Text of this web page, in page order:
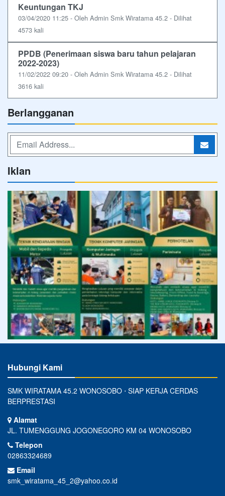
Keuntungan TKJ
03/04/2020 11:25 - Oleh Admin Smk Wiratama 45.2 - Dilihat
4573 kali
PPDB (Penerimaan siswa baru tahun pelajaran
2022-2023)
11/02/2022 09:20 - Oleh Admin Smk Wiratama 45.2 - Dilihat
3616 kali
Berlangganan
Iklan
Hubungi Kami
SMK WIRATAMA 45.2 WONOSOBO ⋅ SIAP KERJA CERDAS
BERPRESTASI
Alamat
JL. TUMENGGUNG JOGONEGORO KM 04 WONOSOBO
Telepon
02863324689
Email
smk_wiratama_45_2@yahoo.co.id